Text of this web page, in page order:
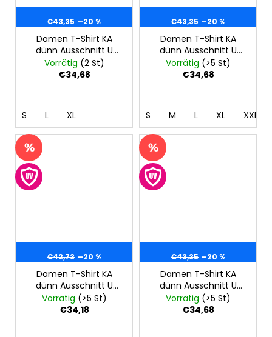
€43,35 –20 %
Damen T-Shirt KA
dünn Ausschnitt U
Outlast® - khaki
Vorrätig (2 St)
€34,68
S L XL
€43,35 –20 %
Damen T-Shirt KA
dünn Ausschnitt U
Outlast® - grau
meliert
Vorrätig (>5 St)
€34,68
S M L XL XXL
€42,73 –20 %
Damen T-Shirt KA
dünn Ausschnitt U
Outlast® - Streifen
weissgrau meliert
Vorrätig (>5 St)
€34,18
€43,35 –20 %
Damen T-Shirt KA
dünn Ausschnitt U
Outlast® - schwarz
Vorrätig (>5 St)
€34,68